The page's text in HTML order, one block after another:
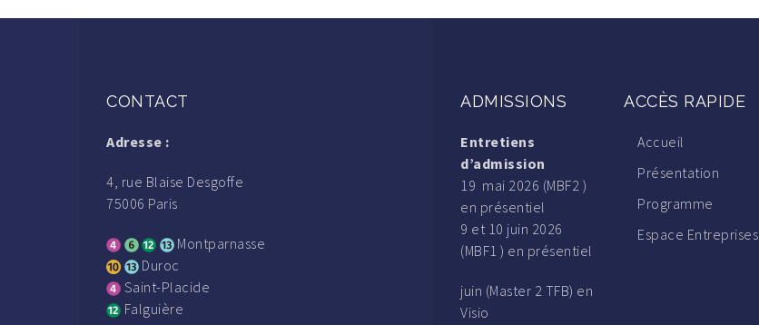
CONTACT
Adresse :
4, rue Blaise Desgoffe
75006 Paris
Montparnasse
Duroc
Saint-Placide
Falguière
ADMISSIONS
Entretiens
d’admission
19 mai 2026 (MBF2 )
en présentiel
9 et 10 juin 2026
(MBF1 ) en présentiel
juin (Master 2 TFB) en
Visio
ACCÈS RAPIDE
Accueil
Présentation
Programme
Espace Entreprises